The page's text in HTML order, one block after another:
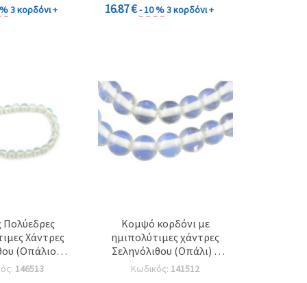
3 κορδόνι + 16.87 €- 10 %3 κορδόνι +
Χάντρες
(Οπάλιου)
8
τεμ., για
146513
Κομψό κορδόνι με
ημιπολύτιμες χάντρες
Σεληνόλιθου (Οπάλι) –
στρογγυλές 6 mm (~63
τεμ.) για κατασκευή
Κωδικός: 141512